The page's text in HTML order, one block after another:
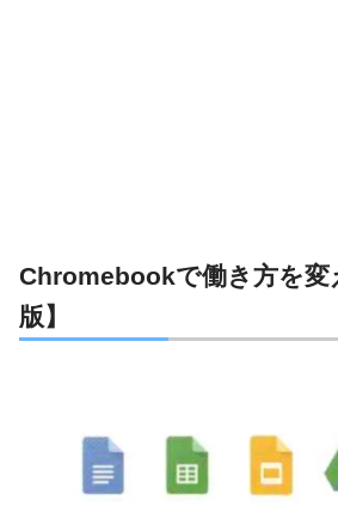
Chromebookで働き方を変
版】